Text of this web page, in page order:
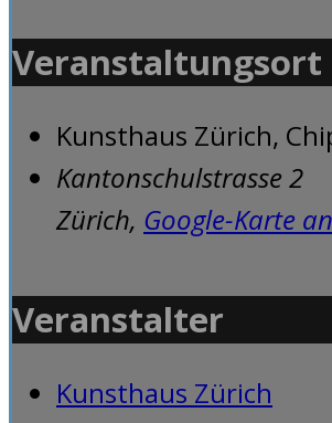
Veranstaltungsort
Kunsthaus Zürich,
Kantonschulstrasse 2
Zürich, Google-Karte
Veranstalter
Kunsthaus Zürich